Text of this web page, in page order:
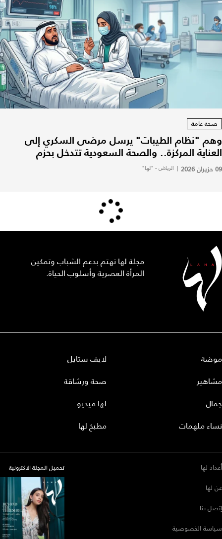
صحة عامة
وهم "نظام الطيبات" يرسل مرضى السكري إلى
العناية المركزة.. والصحة السعودية تتدخل بحزم
09 حزيران 2026 | الرياض - "لها"
مجلة لها تهتم بدعم الشباب وتمكين
المرأة العصرية وأسلوب الحياة.
موضة
مشاهير
جمال
نساء ملهمات
لايف ستايل
صحة ورشاقة
لها فيديو
مطبخ لها
أعداد لها
عن لها
إتصل بنا
سياسة الخصوصية
تحميل المجلة الاكترونية